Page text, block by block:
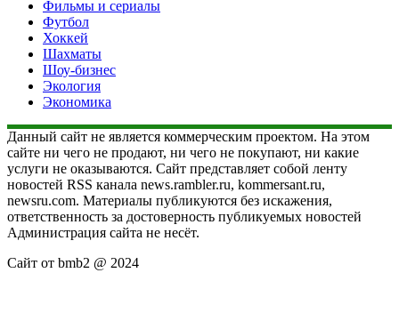
Фильмы и сериалы
Футбол
Хоккей
Шахматы
Шоу-бизнес
Экология
Экономика
Данный сайт не является коммерческим проектом. На этом
сайте ни чего не продают, ни чего не покупают, ни какие
услуги не оказываются. Сайт представляет собой ленту
новостей RSS канала news.rambler.ru, kommersant.ru,
newsru.com. Материалы публикуются без искажения,
ответственность за достоверность публикуемых новостей
Администрация сайта не несёт.
Сайт от bmb2 @ 2024